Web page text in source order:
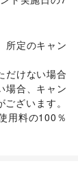
所定のキャン
だけない場合
場合、キャン
ざいます。
用料の100％